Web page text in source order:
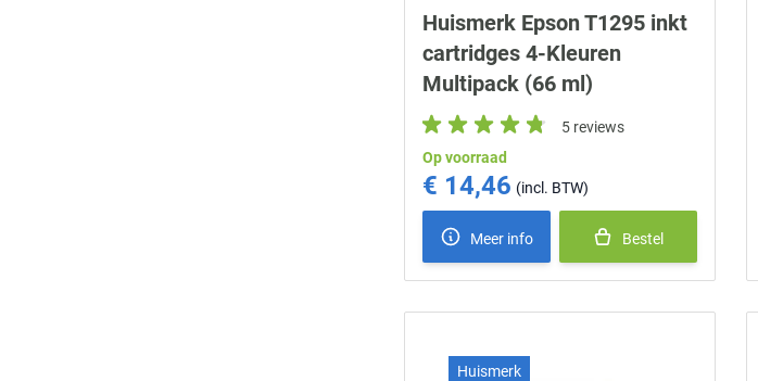
Huismerk Epson T1295 inkt
cartridges 4-Kleuren
Multipack (66 ml)
5 reviews
Op voorraad
€ 14,46
Meer info Bestel
Huismerk